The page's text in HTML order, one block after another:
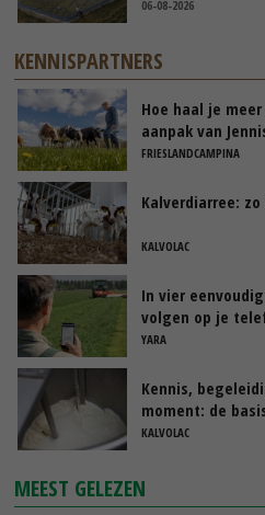
06-08-2026
KENNISPARTNERS
Hoe haal je
aanpak van
FRIESLANDCAMPINA
Kalverdiarree:
KALVOLAC
In vier
volgen op je
YARA
Kennis,
moment: de
KALVOLAC
MEEST GELEZEN